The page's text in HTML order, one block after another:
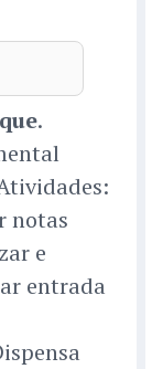
.
notas
e
entrada